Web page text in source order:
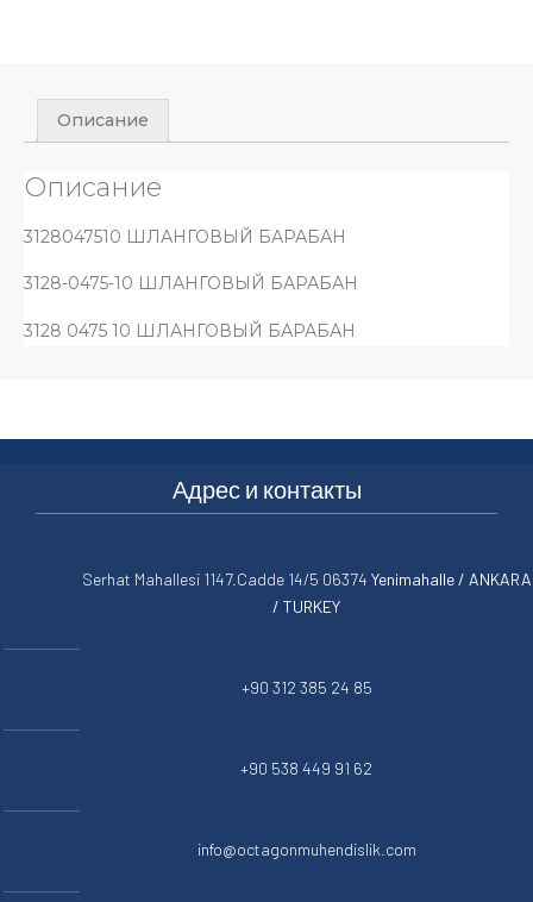
Описание
Описание
3128047510 ШЛАНГОВЫЙ БАРАБАН
3128-0475-10 ШЛАНГОВЫЙ БАРАБАН
3128 0475 10 ШЛАНГОВЫЙ БАРАБАН
Адрес и контакты
Serhat Mahallesi 1147.Cadde 14/5 06374 Yenimahalle / ANKARA
/ TURKEY
+90 312 385 24 85
+90 538 449 91 62
info@octagonmuhendislik.com